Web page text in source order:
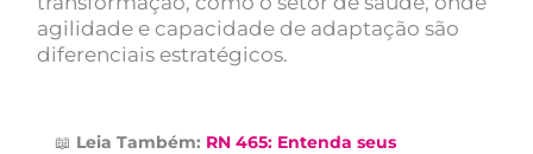
agilidade e capacidade de adaptação são
diferenciais estratégicos.
📖 Leia Também: RN 465: Entenda seus